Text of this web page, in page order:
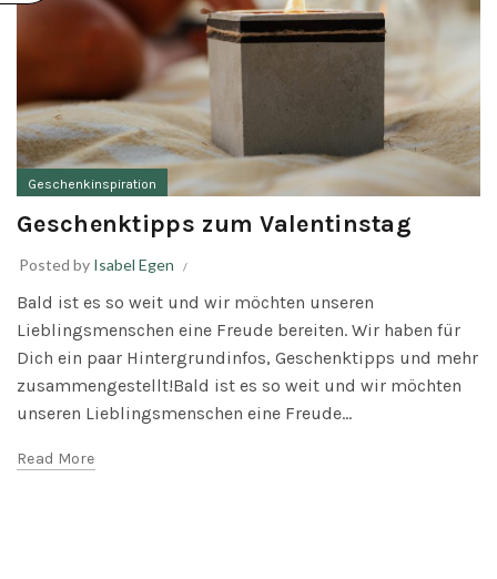
Geschenkinspiration
Geschenktipps zum Valentinstag
Posted by Isabel Egen
Bald ist es so weit und wir möchten unseren
Lieblingsmenschen eine Freude bereiten. Wir haben für
Dich ein paar Hintergrundinfos, Geschenktipps und mehr
zusammengestellt!Bald ist es so weit und wir möchten
unseren Lieblingsmenschen eine Freude...
Read More